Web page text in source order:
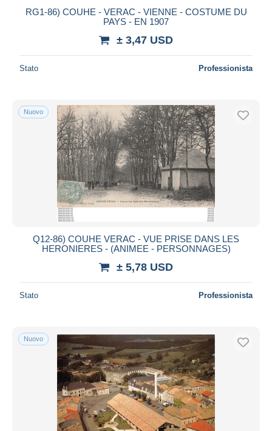
RG1-86) COUHE - VERAC - VIENNE - COSTUME DU
PAYS - EN 1907
± 3,47 USD
Stato Professionista
Nuovo
Q12-86) COUHE VERAC - VUE PRISE DANS LES
HERONIERES - (ANIMEE - PERSONNAGES)
± 5,78 USD
Stato Professionista
Nuovo